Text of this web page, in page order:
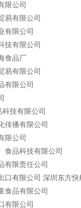
限公司
易有限公司
有限公司
技有限公司
食品厂
易有限公司
有限公司
技有限公司
传播有限公司
限公司
食品科技有限公司
有限责任公司
口有限公司 深圳东方
食品有限公司
有限公司